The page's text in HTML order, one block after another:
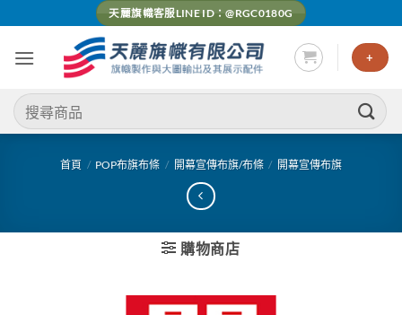
content
天麗旗幟客服LINE ID：@RGC0180G
+
搜
尋
首頁 / POP布旗布條 / 開幕宣傳布旗/布條 / 開幕宣傳布旗
購物商店